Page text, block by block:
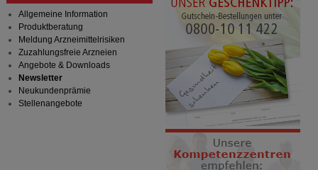
betreiben.
Statistik & Tracking:
Informationen über die Art und Weise der Nutzung
unserer Website sammeln, mit deren Hilfe wir unsere
Website weiter für Sie optimieren können, den Inhalt
auf unserer Website aber auch die Werbung auf
Drittseiten möglichst relevant für Sie zu gestalten.
Bitte beachten Sie, dass Daten hierfür teilweise an
Dritte wie z.B. Google oder soziale Medien
Allgemeine Information
Produktberatung
Meldung Arzneimittelrisiken
Zuzahlungsfreie Arzneien
Angebote & Downloads
Newsletter
Neukundenprämie
Stellenangebote